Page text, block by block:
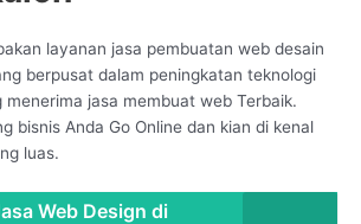
layanan jasa pembuatan web desain
berpusat dalam peningkatan teknologi
menerima jasa membuat web Terbaik.
bisnis Anda Go Online dan kian di kenal
luas.
Web Design di